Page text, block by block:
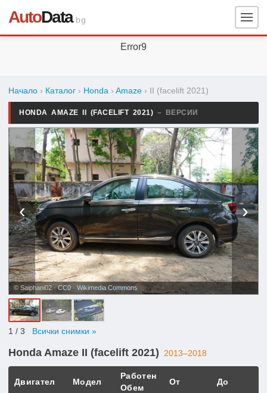
AutoData.bg
Error9
Начало › Каталог › Honda › Amaze › II (facelift 2021)
HONDA AMAZE II (FACELIFT 2021) – ВЕРСИИ
‹ ›
© Saiphani02 ·CC0· Wikimedia Commons
1 / 3 Всички снимки »
Honda Amaze II (facelift 2021) 2013–2018
Двигател Модел
Работен
Обем
От До